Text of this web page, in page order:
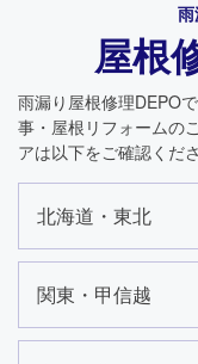
屋根
雨漏り屋根修理DEPO
事・屋根リフォームの
アは以下をご確認くださ
北海道・東北
関東・甲信越